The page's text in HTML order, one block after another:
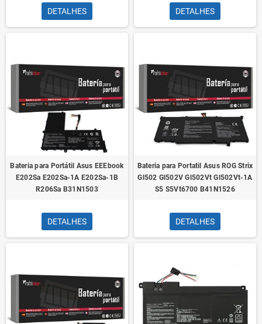
DETALHES DETALHES
Bateria para Portátil Asus EEEbook
E202Sa E202Sa-1A E202Sa-1B
R206Sa B31N1503
DETALHES
Bateria para Portatil Asus ROG Strix
Gl502 Gl502V Gl502Vt Gl502Vt-1A
S5 S5Vt6700 B41N1526
DETALHES